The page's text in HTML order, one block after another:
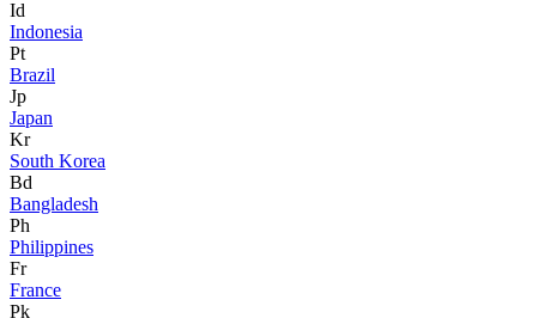
Id
Indonesia
Pt
Brazil
Jp
Japan
Kr
South Korea
Bd
Bangladesh
Ph
Philippines
Fr
France
Pk